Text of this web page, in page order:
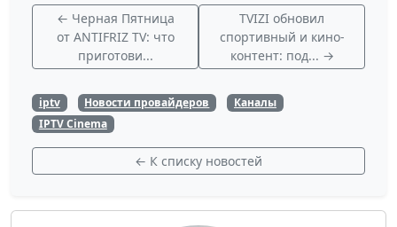
← Черная Пятница
от ANTIFRIZ TV: что
приготови...
TVIZI обновил
спортивный и кино-
контент: под... →
iptv Новости провайдеров
Каналы
IPTV Cinema
← К списку новостей